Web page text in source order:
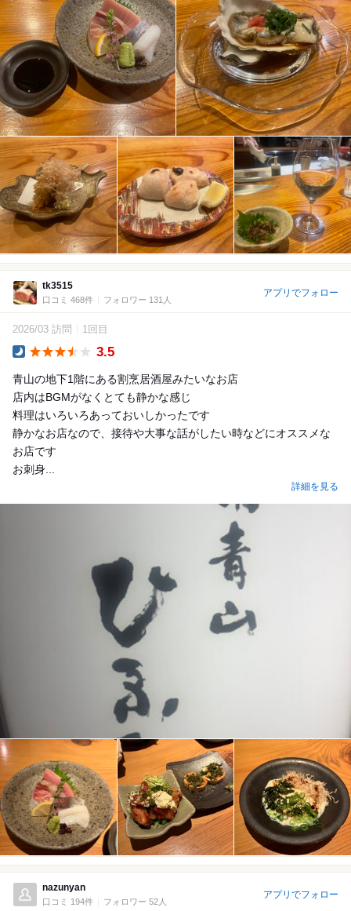
tk3515
口コミ 468件 フォロワー 131人
アプリでフォロー
2026/03 訪問 1回目
3.5
青山の地下1階にある割烹居酒屋みたいなお店
店内はBGMがなくとても静かな感じ
料理はいろいろあっておいしかったです
静かなお店なので、接待や大事な話がしたい時などにオススメな
お店です
お刺身...
詳細を見る
nazunyan
口コミ 194件 フォロワー 52人
アプリでフォロー